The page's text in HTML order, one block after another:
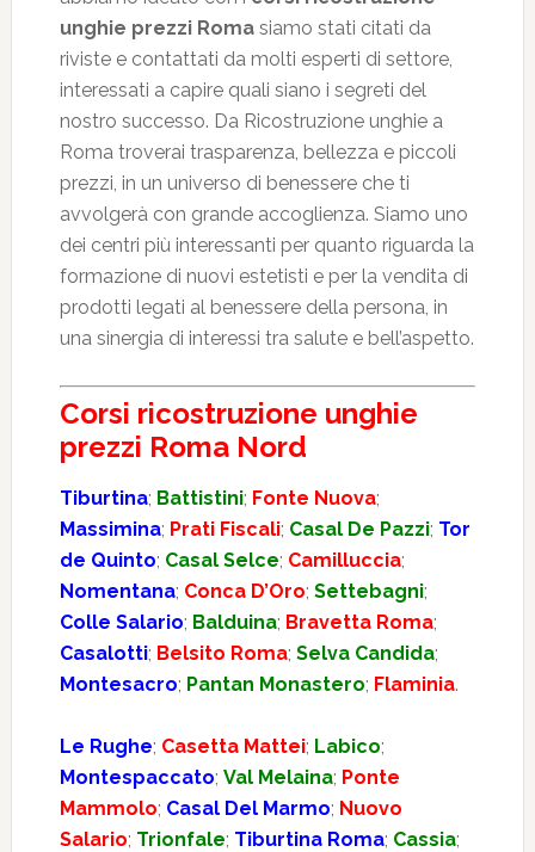
unghie prezzi Roma siamo stati citati da
riviste e contattati da molti esperti di settore,
interessati a capire quali siano i segreti del
nostro successo. Da Ricostruzione unghie a
Roma troverai trasparenza, bellezza e piccoli
prezzi, in un universo di benessere che ti
avvolgerà con grande accoglienza. Siamo uno
dei centri più interessanti per quanto riguarda la
formazione di nuovi estetisti e per la vendita di
prodotti legati al benessere della persona, in
una sinergia di interessi tra salute e bell’aspetto.
Corsi ricostruzione unghie
prezzi Roma Nord
Tiburtina; Battistini; Fonte Nuova;
Massimina; Prati Fiscali; Casal De Pazzi; Tor
de Quinto; Casal Selce; Camilluccia;
Nomentana; Conca D’Oro; Settebagni;
Colle Salario; Balduina; Bravetta Roma;
Casalotti; Belsito Roma; Selva Candida;
Montesacro; Pantan Monastero; Flaminia.
Le Rughe; Casetta Mattei; Labico;
Montespaccato; Val Melaina; Ponte
Mammolo; Casal Del Marmo; Nuovo
Salario; Trionfale; Tiburtina Roma; Cassia;